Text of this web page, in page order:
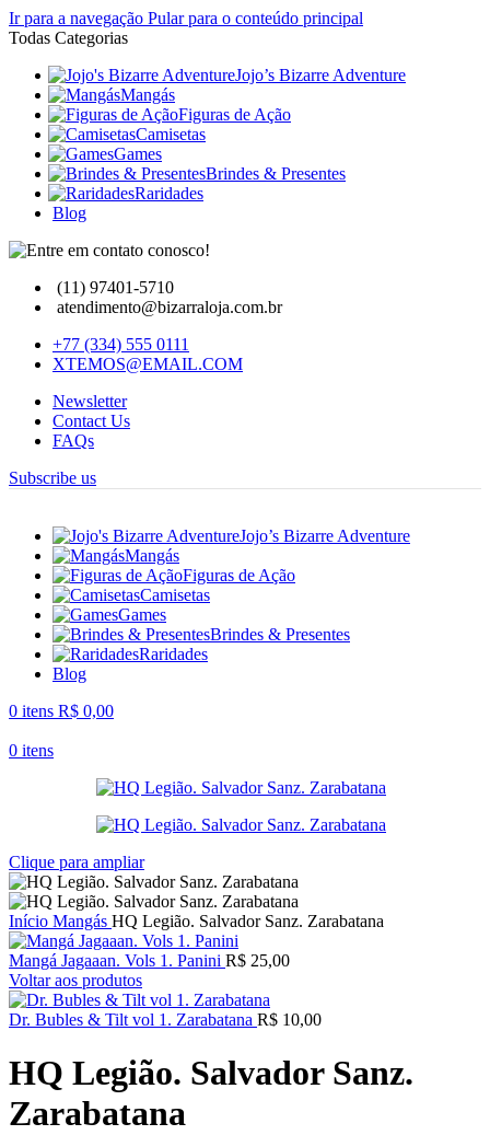
Ir para a navegação Pular para o conteúdo principal
Todas Categorias
Jojo’s Bizarre Adventure
Mangás
Figuras de Ação
Camisetas
Games
Brindes & Presentes
Raridades
Blog
(11) 97401-5710
atendimento@bizarraloja.com.br
+77 (334) 555 0111
XTEMOS@EMAIL.COM
Newsletter
Contact Us
FAQs
Subscribe us
Jojo’s Bizarre Adventure
Mangás
Figuras de Ação
Camisetas
Games
Brindes & Presentes
Raridades
Blog
0 itens R$ 0,00
0 itens
Clique para ampliar
Início Mangás HQ Legião. Salvador Sanz. Zarabatana
Mangá Jagaaan. Vols 1. Panini R$ 25,00
Voltar aos produtos
Dr. Bubles & Tilt vol 1. Zarabatana R$ 10,00
HQ Legião. Salvador Sanz.
Zarabatana